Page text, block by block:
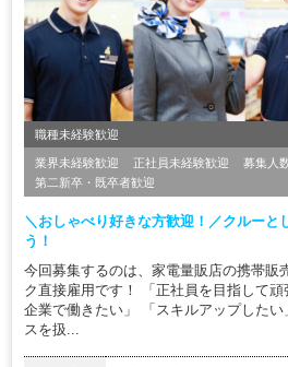
職種未経験歓迎
業界未経験歓迎 正社員未経験歓迎 募集人
第二新卒・既卒者歓迎
＼おしゃべり好きな方歓迎！／クルーと
う！
今回募集するのは、家電量販店の携帯
ク直接雇用です！ 「正社員を目指して
企業で働きたい」 「スキルアップした
スを扱...